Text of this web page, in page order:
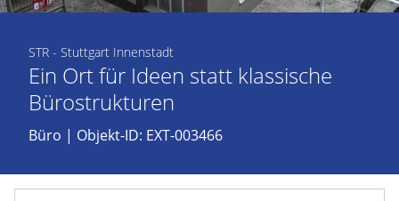
STR - Stuttgart Innenstadt
Ein Ort für Ideen statt klassische
Bürostrukturen
Büro | Objekt-ID: EXT-003466